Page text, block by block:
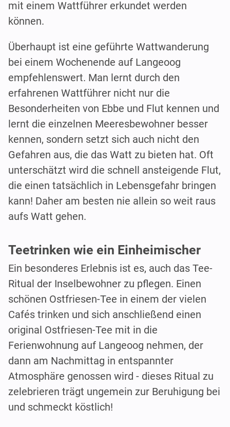
mit einem Wattführer erkundet werden
können.
Überhaupt ist eine geführte Wattwanderung
bei einem Wochenende auf Langeoog
empfehlenswert. Man lernt durch den
erfahrenen Wattführer nicht nur die
Besonderheiten von Ebbe und Flut kennen und
lernt die einzelnen Meeresbewohner besser
kennen, sondern setzt sich auch nicht den
Gefahren aus, die das Watt zu bieten hat. Oft
unterschätzt wird die schnell ansteigende Flut,
die einen tatsächlich in Lebensgefahr bringen
kann! Daher am besten nie allein so weit raus
aufs Watt gehen.
Teetrinken wie ein Einheimischer
Ein besonderes Erlebnis ist es, auch das Tee-
Ritual der Inselbewohner zu pflegen. Einen
schönen Ostfriesen-Tee in einem der vielen
Cafés trinken und sich anschließend einen
original Ostfriesen-Tee mit in die
Ferienwohnung auf Langeoog nehmen, der
dann am Nachmittag in entspannter
Atmosphäre genossen wird - dieses Ritual zu
zelebrieren trägt ungemein zur Beruhigung bei
und schmeckt köstlich!